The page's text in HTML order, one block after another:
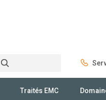
Traités EMC